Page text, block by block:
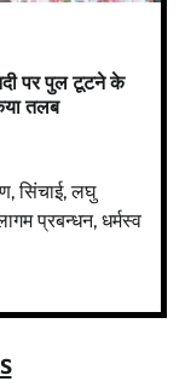
पर पुल टूटने के
तलब
सिंचाई, लघु
प्रबन्धन, धर्मस्व